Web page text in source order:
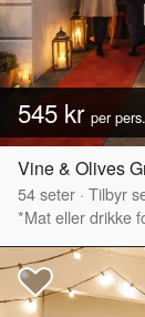
545 kr per pers.
Vine & Olives
54seter · Tilbyr
*Mat eller drikke